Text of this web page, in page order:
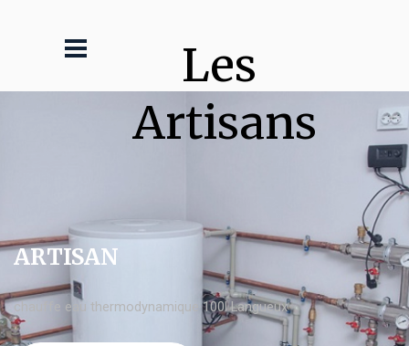
Les
Artisans
ARTISAN
chauffe eau thermodynamique 100l Langueux